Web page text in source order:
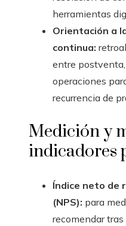
herramientas
Orientación a
continua:
entre
operaciones
recurrencia de
Medición y
indicadores
Índice neto de
(NPS): para
recomendar